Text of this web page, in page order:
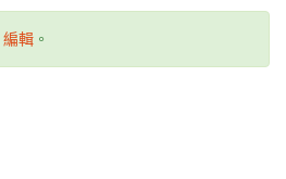
編輯 。